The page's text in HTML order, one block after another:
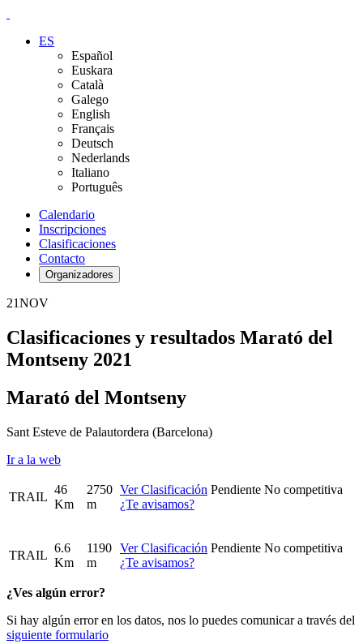
ES
Español
Euskara
Català
Galego
English
Français
Deutsch
Nederlands
Italiano
Português
Calendario
Inscripciones
Clasificaciones
Contacto
Organizadores
21NOV
Clasificaciones y resultados Marató del
Montseny 2021
Marató del Montseny
Sant Esteve de Palautordera (Barcelona)
Ir a la web
TRAIL
46
Km
2750
m
Ver Clasificación Pendiente No competitiva
¿Te avisamos?
TRAIL
6.6
Km
1190
m
Ver Clasificación Pendiente No competitiva
¿Te avisamos?
¿Ves algún error?
Si hay algún error en los datos, nos lo puedes comunicar a través del
siguiente formulario